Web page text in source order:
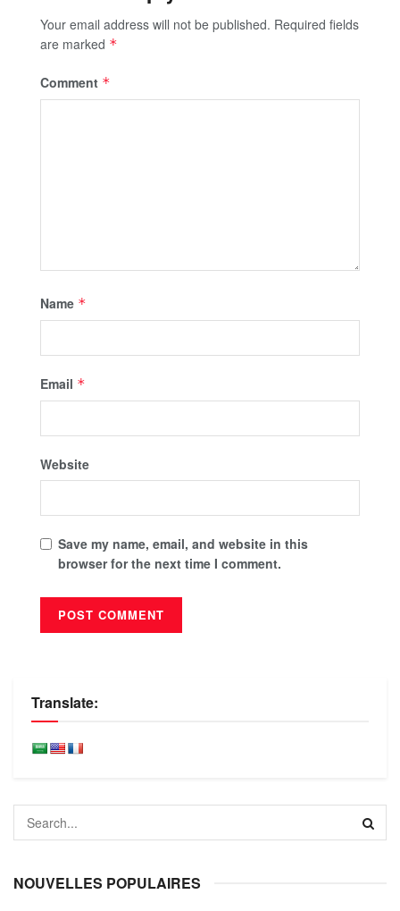
Your email address will not be published. Required fields
are marked *
Comment *
Name *
Email *
Website
Save my name, email, and website in this
browser for the next time I comment.
Translate:
NOUVELLES POPULAIRES